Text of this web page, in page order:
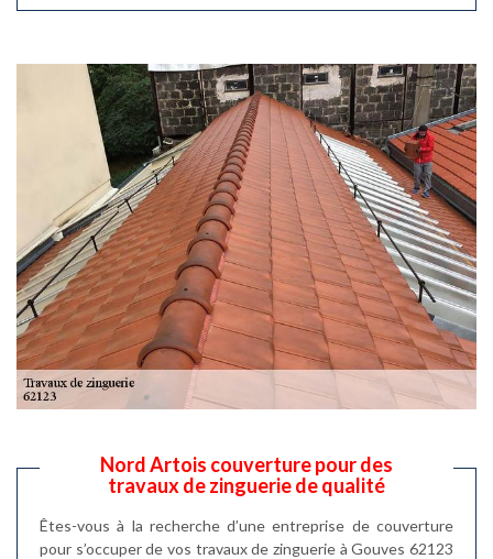
Nord Artois couverture pour des
travaux de zinguerie de qualité
Êtes-vous à la recherche d’une entreprise de couverture
pour s’occuper de vos travaux de zinguerie à Gouves 62123